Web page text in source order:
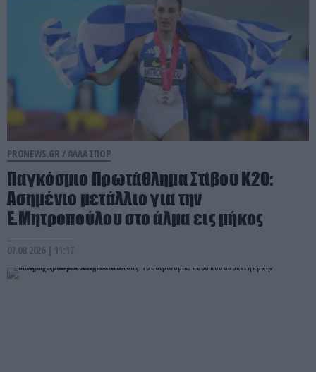
PRONEWS.GR / ΑΛΛΑ ΣΠΟΡ
Παγκόσμιο Πρωτάθλημα Στίβου Κ20:
Ασημένιο μετάλλιο για την
Ε.Μητροπούλου στο άλμα εις μήκος
07.08.2026 | 11:17